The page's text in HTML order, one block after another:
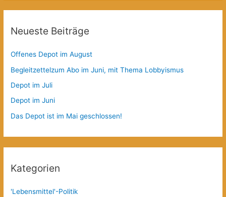
Neueste Beiträge
Offenes Depot im August
Begleitzettelzum Abo im Juni, mit Thema Lobbyismus
Depot im Juli
Depot im Juni
Das Depot ist im Mai geschlossen!
Kategorien
'Lebensmittel'-Politik